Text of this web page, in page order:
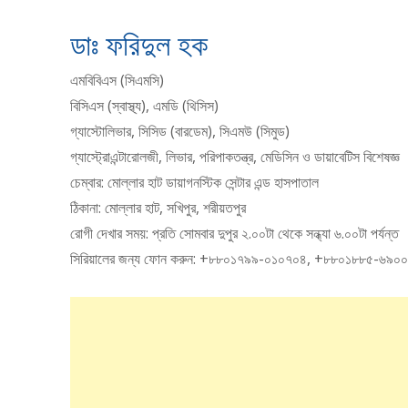
ডাঃ ফরিদুল হক
এমবিবিএস (সিএমসি)
বিসিএস (স্বাস্থ্য), এমডি (থিসিস)
গ্যাস্টোলিভার, সিসিড (বারডেম), সিএমউ (সিমুড)
গ্যাস্ট্রোএন্টারোলজী, লিভার, পরিপাকতন্ত্র, মেডিসিন ও ডায়াবেটিস বিশেষজ্ঞ
চেম্বার: মোল্লার হাট ডায়াগনস্টিক সেন্টার এন্ড হাসপাতাল
ঠিকানা: মোল্লার হাট, সখিপুর, শরীয়তপুর
রোগী দেখার সময়: প্রতি সোমবার দুপুর ২.০০টা থেকে সন্ধ্যা ৬.০০টা পর্যন্ত
সিরিয়ালের জন্য ফোন করুন: +৮৮০১৭৯৯-০১০৭০৪, +৮৮০১৮৮৫-